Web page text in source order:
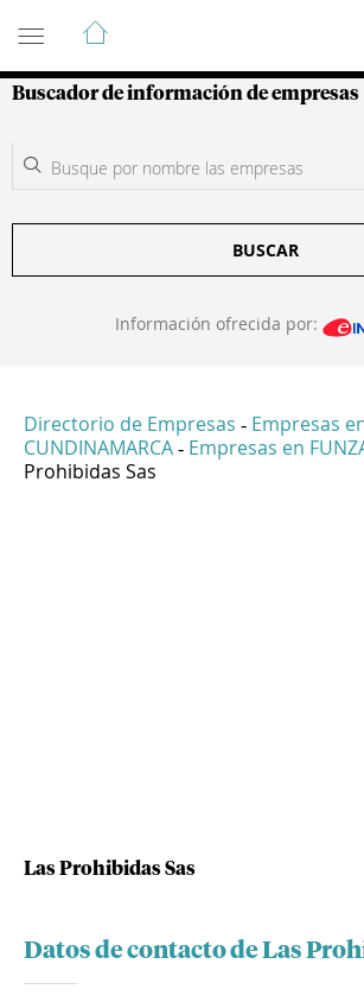
Guía de Empresas
Buscador de información de empresas
BUSCAR
Información ofrecida por:
Directorio de Empresas - Empresas
CUNDINAMARCA - Empresas en
Prohibidas Sas
Las Prohibidas Sas
Datos de contacto de Las